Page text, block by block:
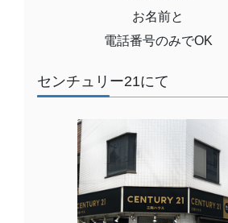
お名前と
電話番号のみでOK
センチュリー21にて